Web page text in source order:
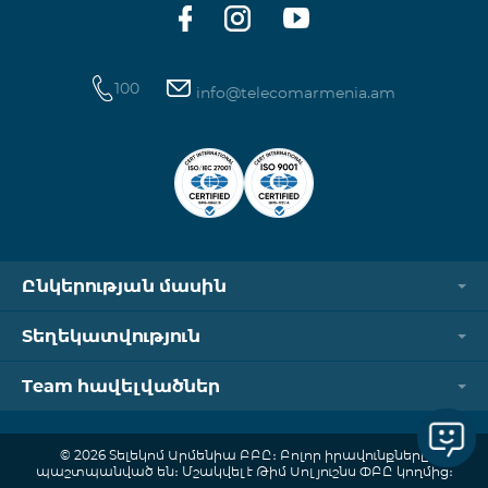
100 info@telecomarmenia.am
Ընկերության մասին
Տեղեկատվություն
Team հավելվածներ
© 2026 Տելեկոմ Արմենիա ԲԲԸ։ Բոլոր իրավունքները
պաշտպանված են։ Մշակվել է Թիմ Սոլյուշնս ՓԲԸ կողմից։